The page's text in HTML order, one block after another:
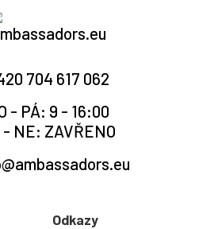
704 617 062
- PÁ: 9 - 16:00
- NE: ZAVŘENO
Odkazy